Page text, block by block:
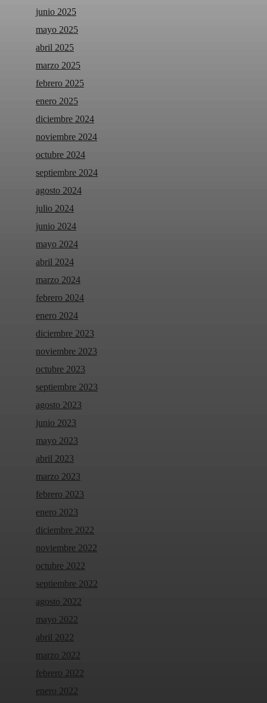
junio 2025
mayo 2025
abril 2025
marzo 2025
febrero 2025
enero 2025
diciembre 2024
noviembre 2024
octubre 2024
septiembre 2024
agosto 2024
julio 2024
junio 2024
mayo 2024
abril 2024
marzo 2024
febrero 2024
enero 2024
diciembre 2023
noviembre 2023
octubre 2023
septiembre 2023
agosto 2023
junio 2023
mayo 2023
abril 2023
marzo 2023
febrero 2023
enero 2023
diciembre 2022
noviembre 2022
octubre 2022
septiembre 2022
agosto 2022
mayo 2022
abril 2022
marzo 2022
febrero 2022
enero 2022